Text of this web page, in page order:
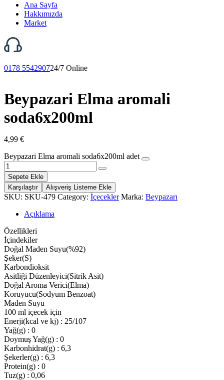
Ana Sayfa
Hakkımızda
Market
0178 554290724/7 Online
Beypazari Elma aromali
soda6x200ml
4,99 €
Beypazari Elma aromali soda6x200ml adet
Sepete Ekle
Karşılaştır
Alışveriş Listeme Ekle
SKU: SKU-479 Category: İçecekler Marka: Beypazarı
Açıklama
Özellikleri
İçindekiler
Doğal Maden Suyu(%92)
Şeker(S)
Karbondioksit
Asitliği Düzenleyici(Sitrik Asit)
Doğal Aroma Verici(Elma)
Koruyucu(Sodyum Benzoat)
Maden Suyu
100 ml içecek için
Enerji(kcal ve kj) : 25/107
Yağ(g) : 0
Doymuş Yağ(g) : 0
Karbonhidrat(g) : 6,3
Şekerler(g) : 6,3
Protein(g) : 0
Tuz(g) : 0,06